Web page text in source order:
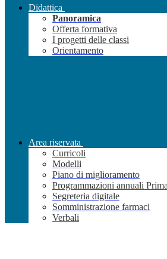
Didattica
Panoramica
Offerta formativa
I progetti delle classi
Orientamento
Area riservata
Curricoli
Modelli
Piano di miglioramento
Programmazioni annuali
Segreteria digitale
Somministrazione farmaci
Verbali